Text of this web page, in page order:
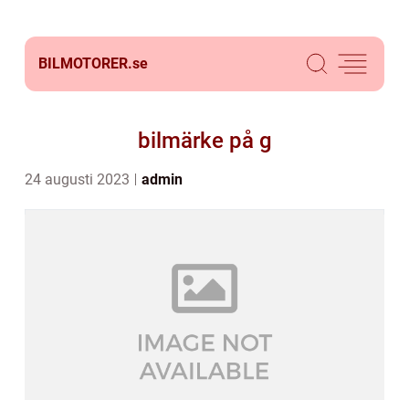
BILMOTORER.se
bilmärke på g
24 augusti 2023 admin